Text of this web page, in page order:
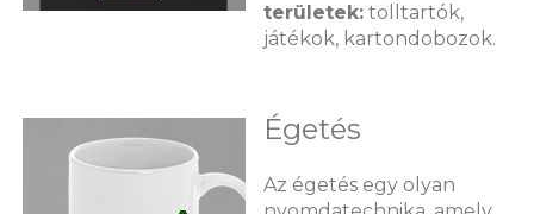
területek:tolltartók,
játékok, kartondobozok.
Égetés
Az égetés egy olyan